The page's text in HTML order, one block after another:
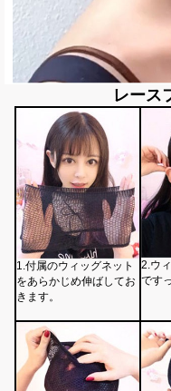
レース
1.付属のウィッグネット
をあらかじめ伸ばしてお
きます。
2.ウ
です